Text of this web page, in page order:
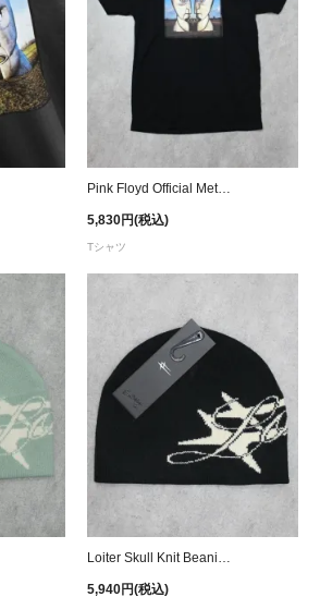
Pink Floyd Official Metal Division Bell T-Shirt
5,830円(税込)
Tシャツ
5,940円(税込)